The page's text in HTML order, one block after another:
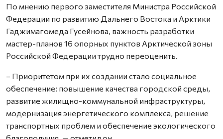
По мнению первого заместителя Министра Российской
Федерации по развитию Дальнего Востока и Арктики
Гаджимагомеда Гусейнова, важность разработки
мастер-планов 16 опорных пунктов Арктической зоны
Российской Федерации трудно переоценить.
– Приоритетом при их создании стало социальное
обеспечение: повышение качества городской среды,
развитие жилищно-коммунальной инфраструктуры,
модернизация энергетического комплекса, решение
транспортных проблем и обеспечение экологического